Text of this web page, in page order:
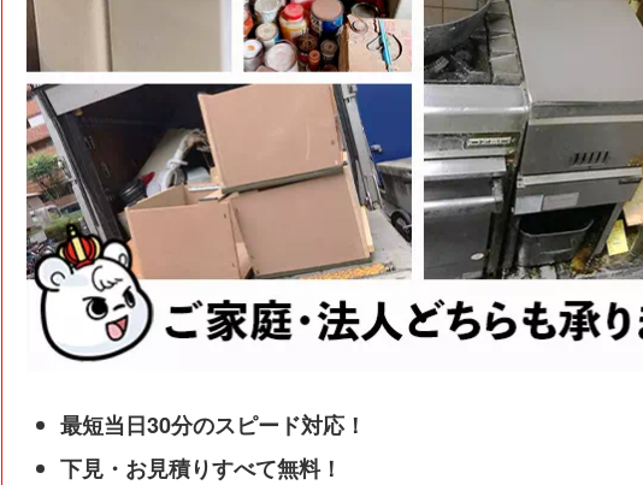
最短当日30分のスピード対応！
下見・お見積りすべて無料！